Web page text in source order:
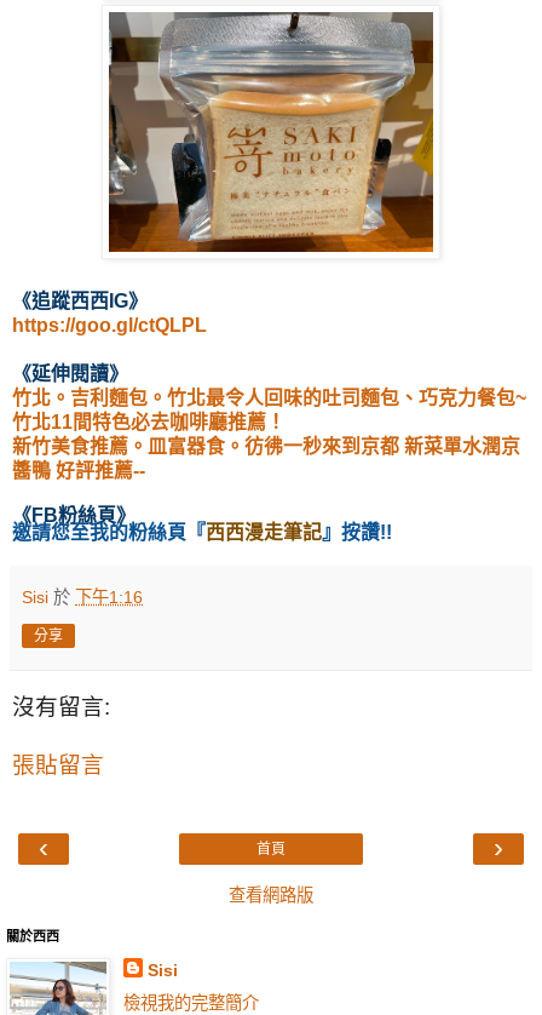
《追蹤西西IG》
https://goo.gl/ctQLPL
《延伸閱讀》
竹北。吉利麵包。竹北最令人回味的吐司麵包、巧克力餐包~
竹北11間特色必去咖啡廳推薦！
新竹美食推薦。皿富器食。彷彿一秒來到京都 新菜單水潤京
醬鴨 好評推薦--
《FB粉絲頁》
邀請您至我的粉絲頁
『西西漫走筆記』按讚!!
Sisi 於 下午1:16
分享
沒有留言:
張貼留言
‹ ›
首頁
查看網路版
關於西西
Sisi
檢視我的完整簡介